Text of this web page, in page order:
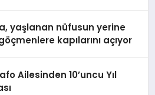
yaşlanan nüfusun yerine
kapılarını açıyor
Ailesinden 10’uncu Yıl